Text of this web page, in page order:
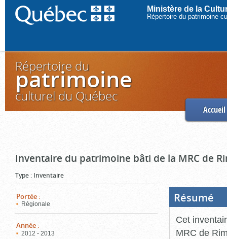
Ministère de la
Répertoire du patrimoine
Répertoire du
patrimoine
culturel du Québec
Accueil
Inventaire du patrimoine bâti de la MRC de
Type : Inventaire
Portée :
Régionale
Année :
2012 - 2013
Résumé
Cet
MRC de